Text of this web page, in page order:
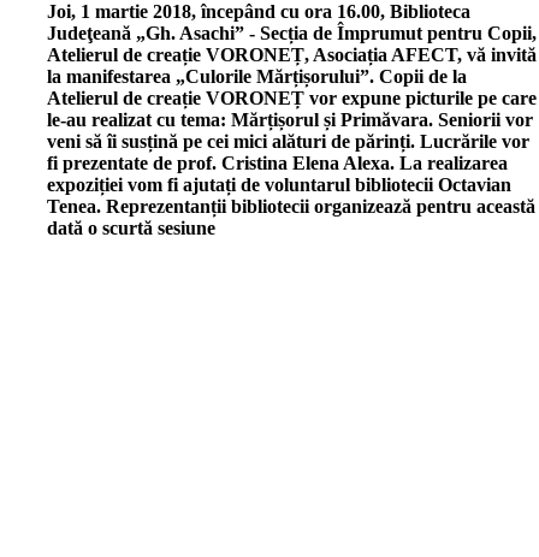
Joi, 1 martie 2018, începând cu ora 16.00, Biblioteca
Judeţeană „Gh. Asachi” - Secția de Împrumut pentru Copii,
Atelierul de creație VORONEȚ, Asociația AFECT, vă invită
la manifestarea „Culorile Mărțișorului”. Copii de la
Atelierul de creație VORONEȚ vor expune picturile pe care
le-au realizat cu tema: Mărțișorul și Primăvara. Seniorii vor
veni să îi susțină pe cei mici alături de părinți. Lucrările vor
fi prezentate de prof. Cristina Elena Alexa. La realizarea
expoziției vom fi ajutați de voluntarul bibliotecii Octavian
Tenea. Reprezentanții bibliotecii organizează pentru această
dată o scurtă sesiune